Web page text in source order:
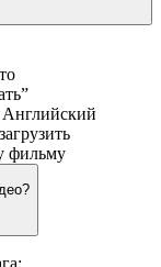
фильму